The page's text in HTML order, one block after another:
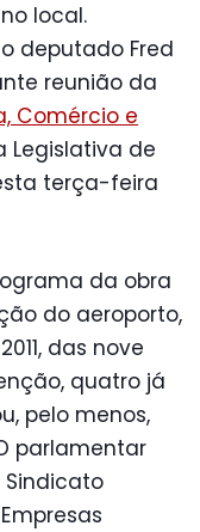
local.
deputado Fred
reunião da
Comércio e
Legislativa de
terça-feira
da obra
do aeroporto,
das nove
quatro já
pelo menos,
parlamentar